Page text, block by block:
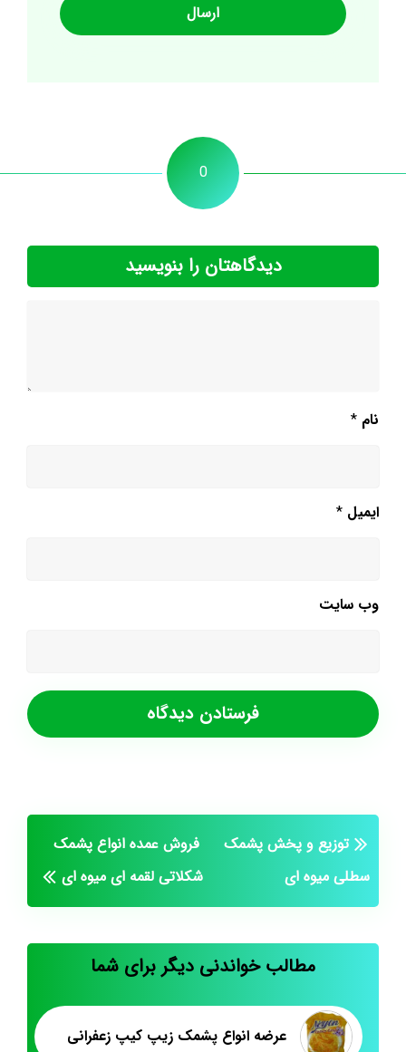
0
دیدگاهتان را بنویسید
نام *
ایمیل *
وب‌ سایت
توزیع و پخش پشمک
سطلی میوه ای
فروش عمده انواع پشمک
شکلاتی لقمه ای میوه ای
مطالب خواندنی دیگر برای شما
عرضه انواع پشمک زیپ کیپ زعفرانی